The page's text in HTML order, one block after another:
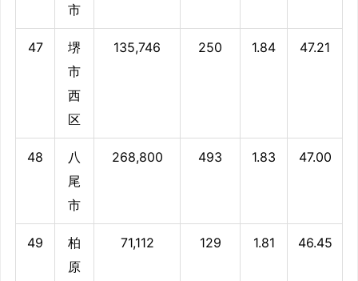
市
47
堺
市
西
区
135,746 250 1.84 47.21
48
八
尾
市
268,800 493 1.83 47.00
49
柏
原
71,112 129 1.81 46.45